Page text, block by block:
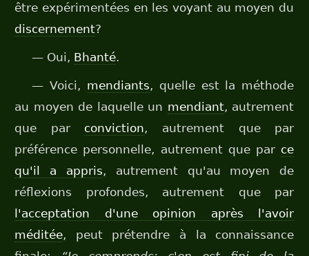
être expérimentées en les voyant au moyen du
discernement?
— Oui, Bhanté.
— Voici, mendiants, quelle est la méthode
au moyen de laquelle un mendiant, autrement
que par conviction, autrement que par
préférence personnelle, autrement que par ce
qu'il a appris, autrement qu'au moyen de
réflexions profondes, autrement que par
l'acceptation d'une opinion après l'avoir
méditée, peut prétendre à la connaissance